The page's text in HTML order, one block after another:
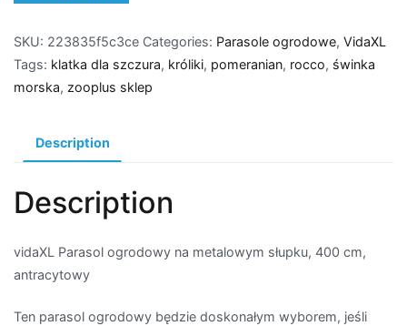
SKU: 223835f5c3ce Categories: Parasole ogrodowe, VidaXL
Tags: klatka dla szczura, króliki, pomeranian, rocco, świnka
morska, zooplus sklep
Description
Description
vidaXL Parasol ogrodowy na metalowym słupku, 400 cm,
antracytowy
Ten parasol ogrodowy będzie doskonałym wyborem, jeśli